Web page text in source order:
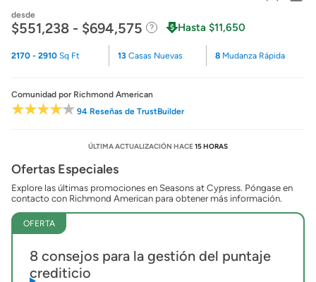
desde
$551,238 - $694,575 Hasta $11,650
2170 - 2910 Sq Ft 13Casas Nuevas 8 Mudanza Rápida
Comunidad por Richmond American
94 Reseñas de TrustBuilder
ÚLTIMA ACTUALIZACIÓN HACE15 HORAS
Ofertas Especiales
Explore las últimas promociones en Seasons at Cypress. Póngase en
contacto con Richmond American para obtener más información.
OFERTA
8 consejos para la gestión del puntaje
crediticio